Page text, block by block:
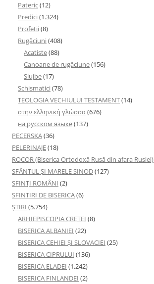
Pateric(12)
Predici(1.324)
Profetii(8)
Rugăciuni(408)
Acatiste(88)
Canoane de rugăciune(156)
Slujbe(17)
Schismatici(78)
TEOLOGIA VECHIULUI TESTAMENT(14)
στην ελληνική γλώσσα(676)
на русском языке(137)
PECERSKA(36)
PELERINAJE(18)
ROCOR (Biserica Ortodoxă Rusă din afara Rusiei)
SFÂNTUL ȘI MARELE SINOD(127)
SFINȚI ROMÂNI (2)
SFINTIRI DE BISERICA(6)
ŞTIRI (5.754)
ARHIEPISCOPIA CRETEI (8)
BISERICA ALBANIEI (22)
BISERICA CEHIEI ŞI SLOVACIEI (25)
BISERICA CIPRULUI (136)
BISERICA ELADEI (1.242)
BISERICA FINLANDEI (2)